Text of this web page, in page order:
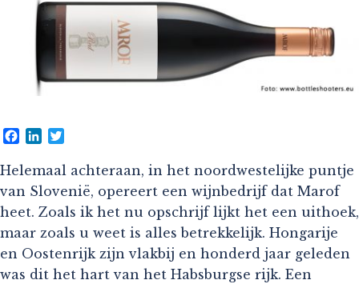
Facebook
LinkedIn
Helemaal achteraan, in het noordwestelijke puntje
van Slovenië, opereert een wijnbedrijf dat Marof
heet. Zoals ik het nu opschrijf lijkt het een uithoek,
maar zoals u weet is alles betrekkelijk. Hongarije
en Oostenrijk zijn vlakbij en honderd jaar geleden
was dit het hart van het Habsburgse rijk. Een